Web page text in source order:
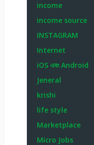
income
income source
INSTAGRAM
Internet
iOS এবং Android
Jeneral
krishi
life style
Marketplace
Micro Jobs